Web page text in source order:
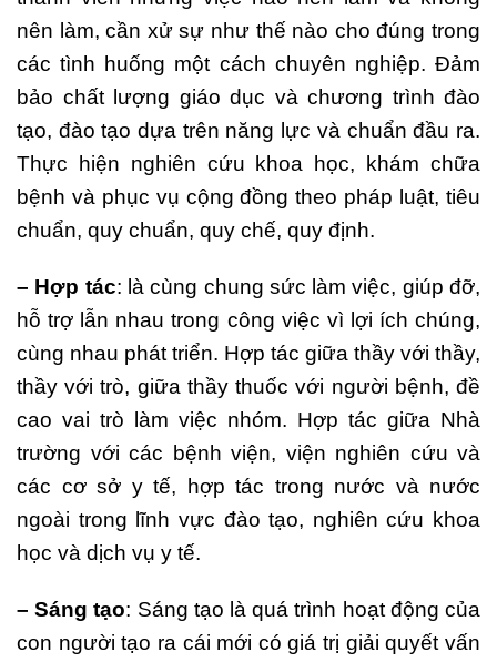
nên làm, cần xử sự như thế nào cho đúng trong
các tình huống một cách chuyên nghiệp. Đảm
bảo chất lượng giáo dục và chương trình đào
tạo, đào tạo dựa trên năng lực và chuẩn đầu ra.
Thực hiện nghiên cứu khoa học, khám chữa
bệnh và phục vụ cộng đồng theo pháp luật, tiêu
chuẩn, quy chuẩn, quy chế, quy định.
– Hợp tác: là cùng chung sức làm việc, giúp đỡ,
hỗ trợ lẫn nhau trong công việc vì lợi ích chúng,
cùng nhau phát triển. Hợp tác giữa thầy với thầy,
thầy với trò, giữa thầy thuốc với người bệnh, đề
cao vai trò làm việc nhóm. Hợp tác giữa Nhà
trường với các bệnh viện, viện nghiên cứu và
các cơ sở y tế, hợp tác trong nước và nước
ngoài trong lĩnh vực đào tạo, nghiên cứu khoa
học và dịch vụ y tế.
– Sáng tạo: Sáng tạo là quá trình hoạt động của
con người tạo ra cái mới có giá trị giải quyết vấn